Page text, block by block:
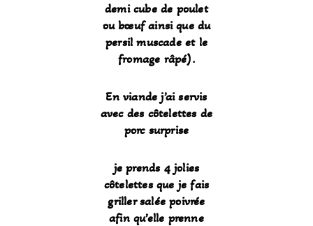
demi cube de poulet
ou bœuf ainsi que du
persil muscade et le
fromage râpé).
En viande j’ai servis
avec des côtelettes de
porc surprise
je prends 4 jolies
côtelettes que je fais
griller salée poivrée
afin qu’elle prenne